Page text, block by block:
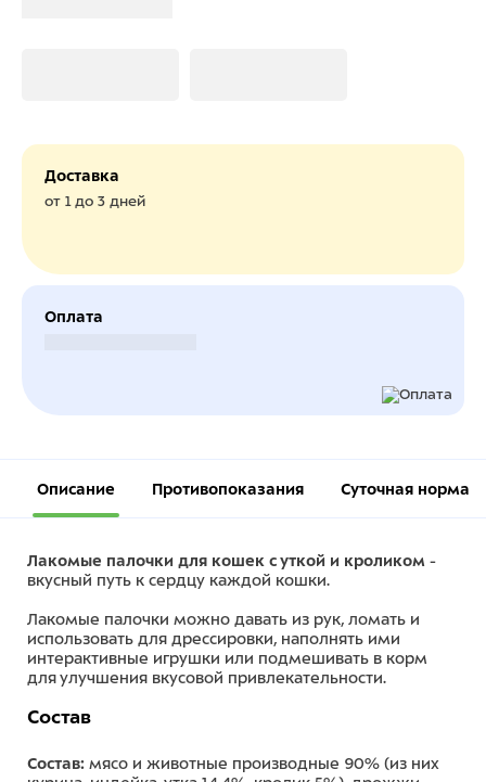
Доставка
от 1 до 3 дней
Оплата
Описание Противопоказания Суточная норма
Лакомые палочки для кошек с уткой и кроликом -
вкусный путь к сердцу каждой кошки.
Лакомые палочки можно давать из рук, ломать и
использовать для дрессировки, наполнять ими
интерактивные игрушки или подмешивать в корм
для улучшения вкусовой привлекательности.
Состав
Состав: мясо и животные производные 90% (из них